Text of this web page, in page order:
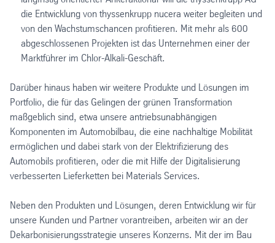
die Entwicklung von thyssenkrupp nucera weiter begleiten und
von den Wachstumschancen profitieren. Mit mehr als 600
abgeschlossenen Projekten ist das Unternehmen einer der
Marktführer im Chlor-Alkali-Geschäft.
Darüber hinaus haben wir weitere Produkte und Lösungen im
Portfolio, die für das Gelingen der grünen Transformation
maßgeblich sind, etwa unsere antriebsunabhängigen
Komponenten im Automobilbau, die eine nachhaltige Mobilität
ermöglichen und dabei stark von der Elektrifizierung des
Automobils profitieren, oder die mit Hilfe der Digitalisierung
verbesserten Lieferketten bei Materials Services.
Neben den Produkten und Lösungen, deren Entwicklung wir für
unsere Kunden und Partner vorantreiben, arbeiten wir an der
Dekarbonisierungsstrategie unseres Konzerns. Mit der im Bau